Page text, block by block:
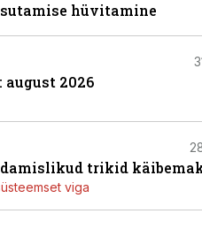
hüvitamine
2026
trikid
viga